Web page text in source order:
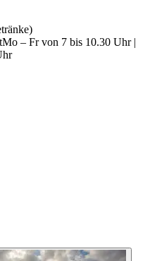
Mo – Fr von 7 bis 10.30 Uhr |